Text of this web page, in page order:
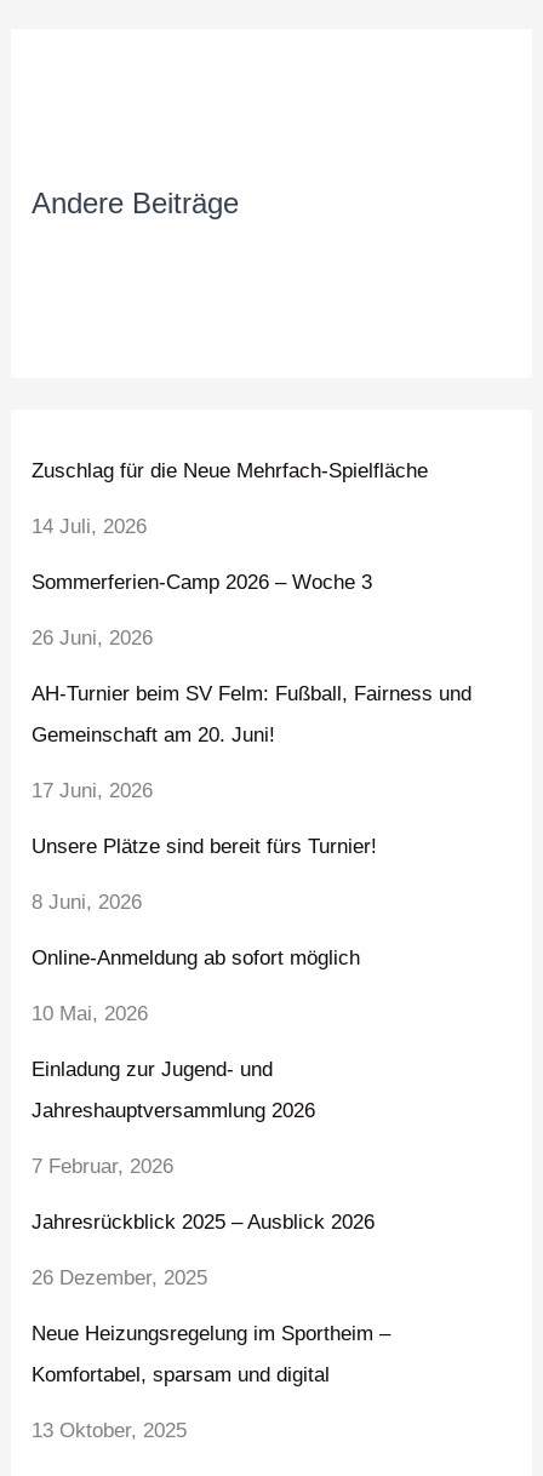
Andere Beiträge
Zuschlag für die Neue Mehrfach-Spielfläche
14 Juli, 2026
Sommerferien-Camp 2026 – Woche 3
26 Juni, 2026
AH-Turnier beim SV Felm: Fußball, Fairness und
Gemeinschaft am 20. Juni!
17 Juni, 2026
Unsere Plätze sind bereit fürs Turnier!
8 Juni, 2026
Online-Anmeldung ab sofort möglich
10 Mai, 2026
Einladung zur Jugend- und
Jahreshauptversammlung 2026
7 Februar, 2026
Jahresrückblick 2025 – Ausblick 2026
26 Dezember, 2025
Neue Heizungsregelung im Sportheim –
Komfortabel, sparsam und digital
13 Oktober, 2025